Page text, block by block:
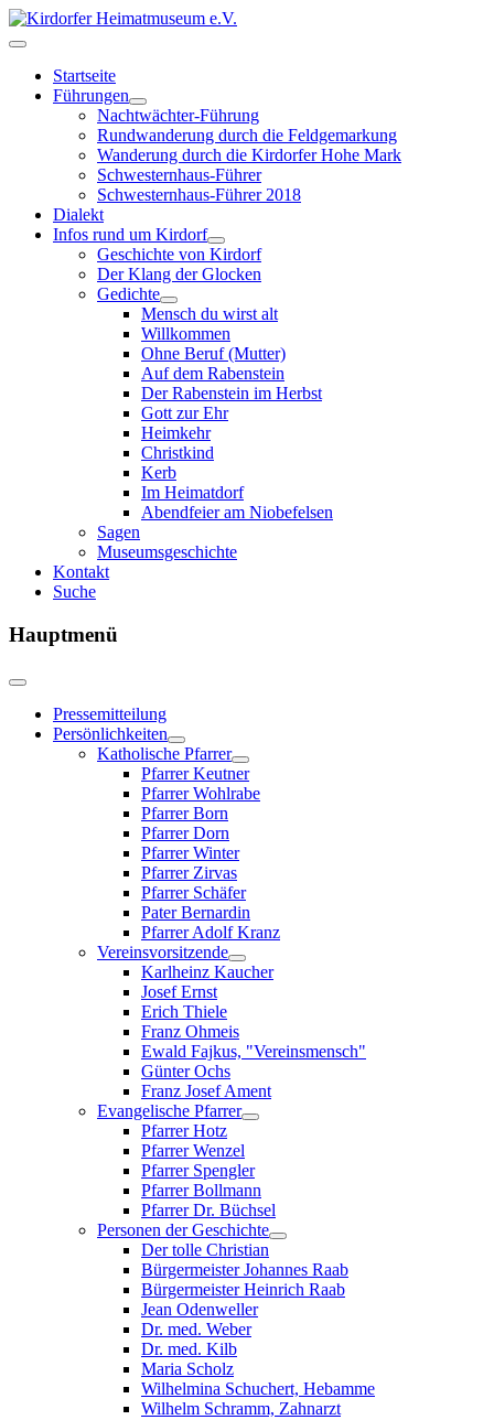
Startseite
Führungen
Nachtwächter-Führung
Rundwanderung durch die Feldgemarkung
Wanderung durch die Kirdorfer Hohe Mark
Schwesternhaus-Führer
Schwesternhaus-Führer 2018
Dialekt
Infos rund um Kirdorf
Geschichte von Kirdorf
Der Klang der Glocken
Gedichte
Mensch du wirst alt
Willkommen
Ohne Beruf (Mutter)
Auf dem Rabenstein
Der Rabenstein im Herbst
Gott zur Ehr
Heimkehr
Christkind
Kerb
Im Heimatdorf
Abendfeier am Niobefelsen
Sagen
Museumsgeschichte
Kontakt
Suche
Hauptmenü
Pressemitteilung
Persönlichkeiten
Katholische Pfarrer
Pfarrer Keutner
Pfarrer Wohlrabe
Pfarrer Born
Pfarrer Dorn
Pfarrer Winter
Pfarrer Zirvas
Pfarrer Schäfer
Pater Bernardin
Pfarrer Adolf Kranz
Vereinsvorsitzende
Karlheinz Kaucher
Josef Ernst
Erich Thiele
Franz Ohmeis
Ewald Fajkus, "Vereinsmensch"
Günter Ochs
Franz Josef Ament
Evangelische Pfarrer
Pfarrer Hotz
Pfarrer Wenzel
Pfarrer Spengler
Pfarrer Bollmann
Pfarrer Dr. Büchsel
Personen der Geschichte
Der tolle Christian
Bürgermeister Johannes Raab
Bürgermeister Heinrich Raab
Jean Odenweller
Dr. med. Weber
Dr. med. Kilb
Maria Scholz
Wilhelmina Schuchert, Hebamme
Wilhelm Schramm, Zahnarzt